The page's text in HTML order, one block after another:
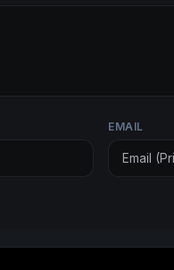
EMAIL